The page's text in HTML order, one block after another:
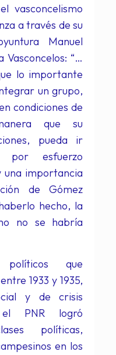
vasconcelismo
a través de su
Manuel
“…
lo importante
un grupo,
condiciones de
que su
pueda ir
por esfuerzo
importancia
de Gómez
hecho, la
no se habría
que
1933 y 1935,
y de crisis
el PNR logró
políticas,
en los